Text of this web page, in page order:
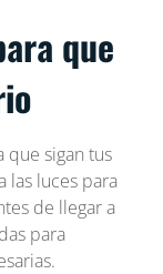
que
que sigan tus
las luces para
de llegar a
para